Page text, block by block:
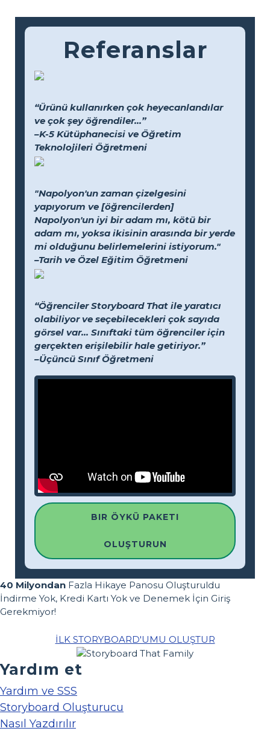
Referanslar
“Ürünü kullanırken çok heyecanlandılar
ve çok şey öğrendiler...”
–K-5 Kütüphanecisi ve Öğretim
Teknolojileri Öğretmeni
"Napolyon'un zaman çizelgesini
yapıyorum ve [öğrencilerden]
Napolyon'un iyi bir adam mı, kötü bir
adam mı, yoksa ikisinin arasında bir yerde
mi olduğunu belirlemelerini istiyorum."
–Tarih ve Özel Eğitim Öğretmeni
“Öğrenciler Storyboard That ile yaratıcı
olabiliyor ve seçebilecekleri çok sayıda
görsel var... Sınıftaki tüm öğrenciler için
gerçekten erişilebilir hale getiriyor.”
–Üçüncü Sınıf Öğretmeni
BIR ÖYKÜ PAKETI
OLUŞTURUN
40 Milyondan Fazla Hikaye Panosu Oluşturuldu
İndirme Yok, Kredi Kartı Yok ve Denemek İçin Giriş
Gerekmiyor!
İLK STORYBOARD'UMU OLUŞTUR
Yardım et
Yardım ve SSS
Storyboard Oluşturucu
Nasıl Yazdırılır